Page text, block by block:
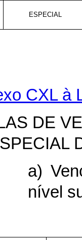
ESPECIAL
CXL à
DE
a)
nível